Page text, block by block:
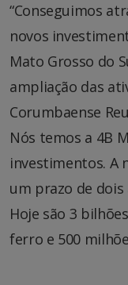
“Conseguimos
novos
Mato Grosso do
ampliação das
Corumbaense
Nós temos a 4B
investimentos. A
um prazo de
Hoje são 3
ferro e 500